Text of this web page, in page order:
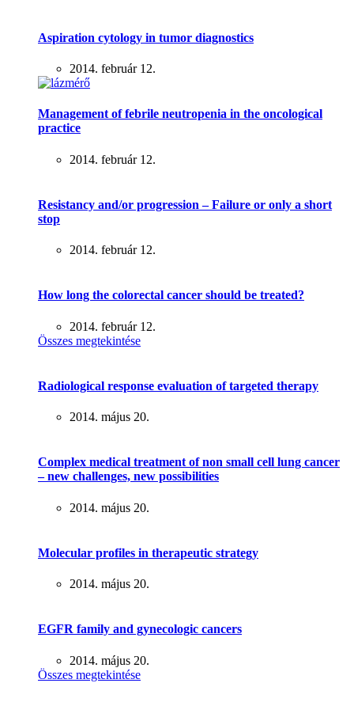
Aspiration cytology in tumor diagnostics
2014. február 12.
Management of febrile neutropenia in the oncological
practice
2014. február 12.
Resistancy and/or progression – Failure or only a short
stop
2014. február 12.
How long the colorectal cancer should be treated?
2014. február 12.
Összes megtekintése
Radiological response evaluation of targeted therapy
2014. május 20.
Complex medical treatment of non small cell lung cancer
– new challenges, new possibilities
2014. május 20.
Molecular profiles in therapeutic strategy
2014. május 20.
EGFR family and gynecologic cancers
2014. május 20.
Összes megtekintése